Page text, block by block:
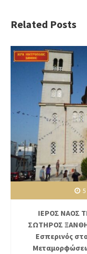
Related Posts
ΙΕΡΟΣ ΝΑΟΣ
ΣΩΤΗΡΟΣ
Εσπερινός